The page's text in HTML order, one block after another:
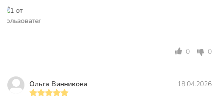
0 0
Ольга Винникова 18.04.2026